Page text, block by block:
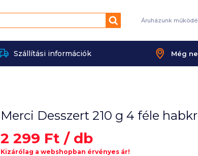
Keresés Áruházunk
Szállítási információk Még
Merci Desszert 210 g 4 féle
2 299 Ft / db
Kizárólag a webshopban érvényes ár!